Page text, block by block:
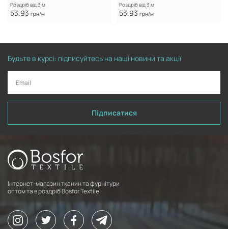
Роздріб від 3 м
53.93 грн/м
Роздріб від 3 м
53.93 грн/м
Будьте в курсі: підписуйтесь на наші новини та акції
Підписатися
Інтернет-магазин тканин та фурнітури
оптом та в роздріб Bosfor Textile